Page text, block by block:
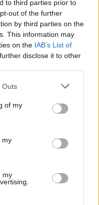
to third parties prior to
out of the further
by third parties on the
This information may
on the IAB’s List of
disclose it to other
Outs
of my
my
my
pochwy
podczas
podczas
masc albo zel
dla rodziny i
?
mi sie drobne